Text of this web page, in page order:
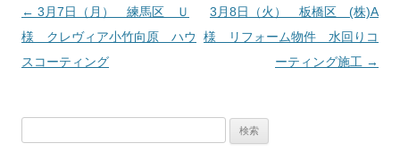
投稿ナビゲーション
← 3月7日（月） 練馬区 Ｕ
様 クレヴィア小竹向原 ハウ
スコーティング
3月8日（火） 板橋区 (株)A
様 リフォーム物件 水回りコ
ーティング施工 →